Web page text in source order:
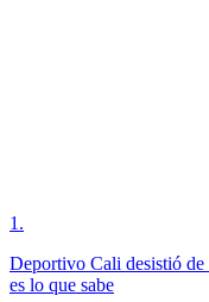
1 .
Deportivo Cali desistió
es lo que sabe